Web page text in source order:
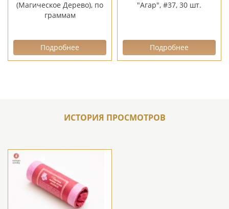
(Магическое Дерево), по
граммам
Подробнее
"Агар", #37, 30 шт.
Подробнее
ИСТОРИЯ ПРОСМОТРОВ